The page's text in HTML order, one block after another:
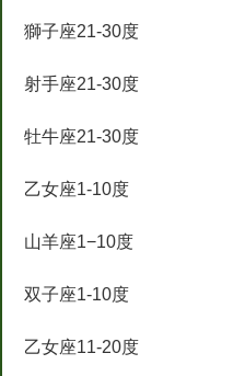
獅子座21-30度
射手座21-30度
牡牛座21-30度
乙女座1-10度
山羊座1−10度
双子座1-10度
乙女座11-20度